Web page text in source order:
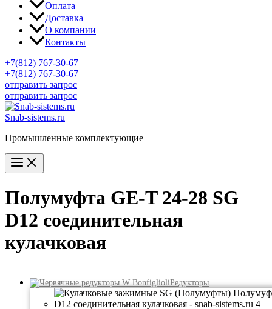
Оплата
Доставка
О компании
Контакты
+7(812) 767-30-67
+7(812) 767-30-67
отправить запрос
отправить запрос
Snab-sistems.ru
Промышленные комплектующие
Main
Menu
Полумуфта GE-T 24-28 SG
D12 соединительная
кулачковая
Редукторы